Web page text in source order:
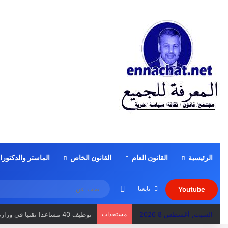
الرئيسية القانون العام القانون الخاص الماستر
Youtube تابعنا الوضع المظلم
السبت, أغسطس 8 2026 مستجدات منهجية الجواب عن سؤال